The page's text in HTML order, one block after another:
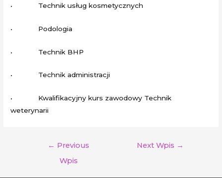
• Technik usług kosmetycznych
• Podologia
• Technik BHP
• Technik administracji
• Kwalifikacyjny kurs zawodowy Technik
weterynarii
← Previous
Wpis
Next Wpis →